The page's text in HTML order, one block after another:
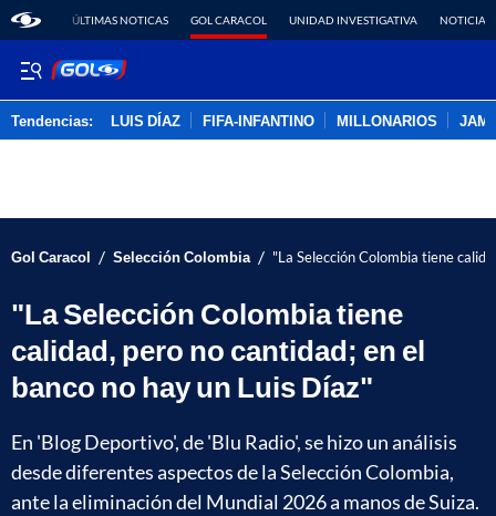
ÚLTIMAS NOTICAS GOL CARACOL UNIDAD INVESTIGATIVA NOTICIAS
Tendencias: LUIS DÍAZ FIFA-INFANTINO MILLONARIOS
Gol Caracol / Selección Colombia / "La Selección Colombia tiene
"La Selección Colombia tiene
calidad, pero no cantidad; en el
banco no hay un Luis Díaz"
En 'Blog Deportivo', de 'Blu Radio', se hizo un análisis
desde diferentes aspectos de la Selección Colombia,
ante la eliminación del Mundial 2026 a manos de Suiza.